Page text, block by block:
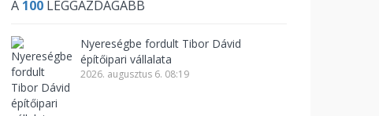
A 100 LEGGAZDAGABB
Nyereségbe fordult Tibor Dávid
építőipari vállalata
2026. augusztus 6. 08:19